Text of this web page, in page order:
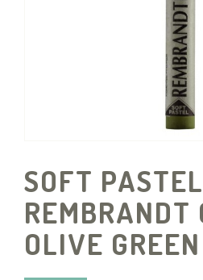
SOFT PASTEL
OLIVE GREEN